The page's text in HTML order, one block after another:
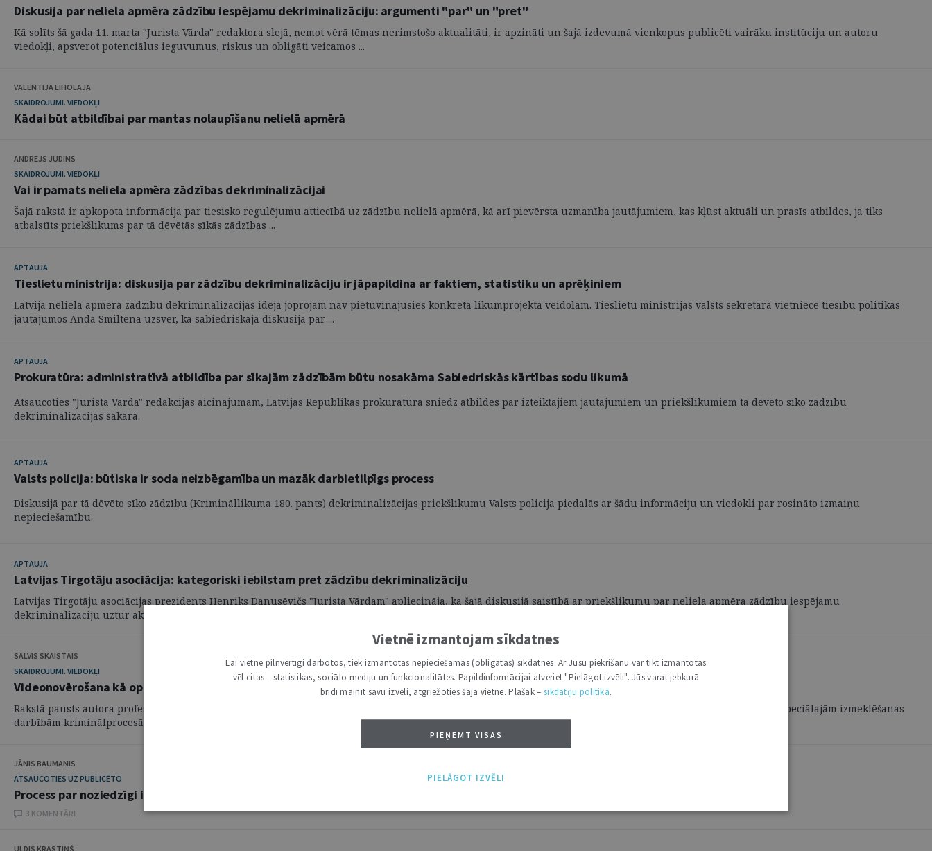
Diskusija par neliela apmēra zādzību iespējamu dekriminalizāciju: argumenti "par" un "pret"
Kā solīts šā gada 11. marta "Jurista Vārda" redaktora slejā, ņemot vērā tēmas nerimstošo aktualitāti, ir apzināti un šajā izdevumā vienkopus publicēti vairāku institūciju un autoru
viedokļi, apsverot potenciālus ieguvumus, riskus un obligāti veicamos ...
VALENTIJA LIHOLAJA
SKAIDROJUMI. VIEDOKĻI
Kādai būt atbildībai par mantas nolaupīšanu nelielā apmērā
ANDREJS JUDINS
SKAIDROJUMI. VIEDOKĻI
Vai ir pamats neliela apmēra zādzības dekriminalizācijai
Šajā rakstā ir apkopota informācija par tiesisko regulējumu attiecībā uz zādzību nelielā apmērā, kā arī pievērsta uzmanība jautājumiem, kas kļūst aktuāli un prasīs atbildes, ja tiks
atbalstīts priekšlikums par tā dēvētās sīkās zādzības ...
APTAUJA
Tieslietu ministrija: diskusija par zādzību dekriminalizāciju ir jāpapildina ar faktiem, statistiku un aprēķiniem
Latvijā neliela apmēra zādzību dekriminalizācijas ideja joprojām nav pietuvinājusies konkrēta likumprojekta veidolam. Tieslietu ministrijas valsts sekretāra vietniece tiesību politikas
jautājumos Anda Smiltēna uzsver, ka sabiedriskajā diskusijā par ...
APTAUJA
Prokuratūra: administratīvā atbildība par sīkajām zādzībām būtu nosakāma Sabiedriskās kārtības sodu likumā
Atsaucoties "Jurista Vārda" redakcijas aicinājumam, Latvijas Republikas prokuratūra sniedz atbildes par izteiktajiem jautājumiem un priekšlikumiem tā dēvēto sīko zādzību
dekriminalizācijas sakarā.
APTAUJA
Valsts policija: būtiska ir soda neizbēgamība un mazāk darbietilpīgs process
Diskusijā par tā dēvēto sīko zādzību (Krimināllikuma 180. pants) dekriminalizācijas priekšlikumu Valsts policija piedalās ar šādu informāciju un viedokli par rosināto izmaiņu
nepieciešamību.
APTAUJA
Latvijas Tirgotāju asociācija: kategoriski iebilstam pret zādzību dekriminalizāciju
Latvijas Tirgotāju asociācijas prezidents Henriks Danusēvičs "Jurista Vārdam" apliecināja, ka šajā diskusijā saistībā ar priekšlikumu par neliela apmēra zādzību iespējamu
dekriminalizāciju uztur aktuālu viedokli, ko jau ir paudis izdevumā "Latvijas ...
SALVIS SKAISTAIS
SKAIDROJUMI. VIEDOKĻI
Videonovērošana kā operatīvās darbības pasākums
Rakstā pausts autora profesionālajā darbībā balstīts viedoklis, meklējot kopīgo un atšķirīgo starp operatīvās darbības procesu, atsevišķiem tā pasākumiem un speciālajām izmeklēšanas
darbībām kriminālprocesā kontekstā ar videonovērošanu un tās gaitā ...
JĀNIS BAUMANIS
ATSAUCOTIES UZ PUBLICĒTO
Process par noziedzīgi iegūtu mantu autonomās noziedzīgi iegūtu līdzekļu legalizēšanas lietās
3 KOMENTĀRI
ULDIS KRASTIŅŠ
Vietnē izmantojam sīkdatnes
Lai vietne pilnvērtīgi darbotos, tiek izmantotas nepieciešamās (obligātās) sīkdatnes. Ar Jūsu piekrišanu var tikt izmantotas
vēl citas – statistikas, sociālo mediju un funkcionalitātes. Papildinformācijai atveriet "Pielāgot izvēli". Jūs varat jebkurā
brīdī mainīt savu izvēli, atgriežoties šajā vietnē. Plašāk – sīkdatņu politikā.
PIEŅEMT VISAS
PIELĀGOT IZVĒLI